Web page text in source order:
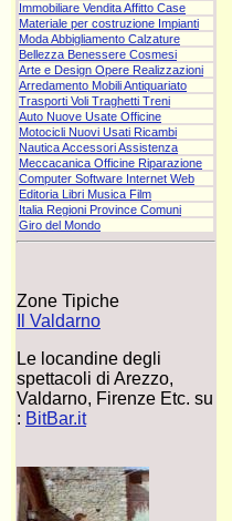
Immobiliare Vendita Affitto Case
Materiale per costruzione Impianti
Moda Abbigliamento Calzature
Bellezza Benessere Cosmesi
Arte e Design Opere Realizzazioni
Arredamento Mobili Antiquariato
Trasporti Voli Traghetti Treni
Auto Nuove Usate Officine
Motocicli Nuovi Usati Ricambi
Nautica Accessori Assistenza
Meccacanica Officine Riparazione
Computer Software Internet Web
Editoria Libri Musica Film
Italia Regioni Province Comuni
Giro del Mondo
Zone Tipiche
Il Valdarno
Le locandine degli
spettacoli di Arezzo,
Valdarno, Firenze Etc. su
: BitBar.it